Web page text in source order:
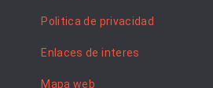
Politica de privacidad
Enlaces de interes
Mapa web